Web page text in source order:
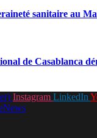
sanitaire au
de Casablanca
Instagram LinkedIn